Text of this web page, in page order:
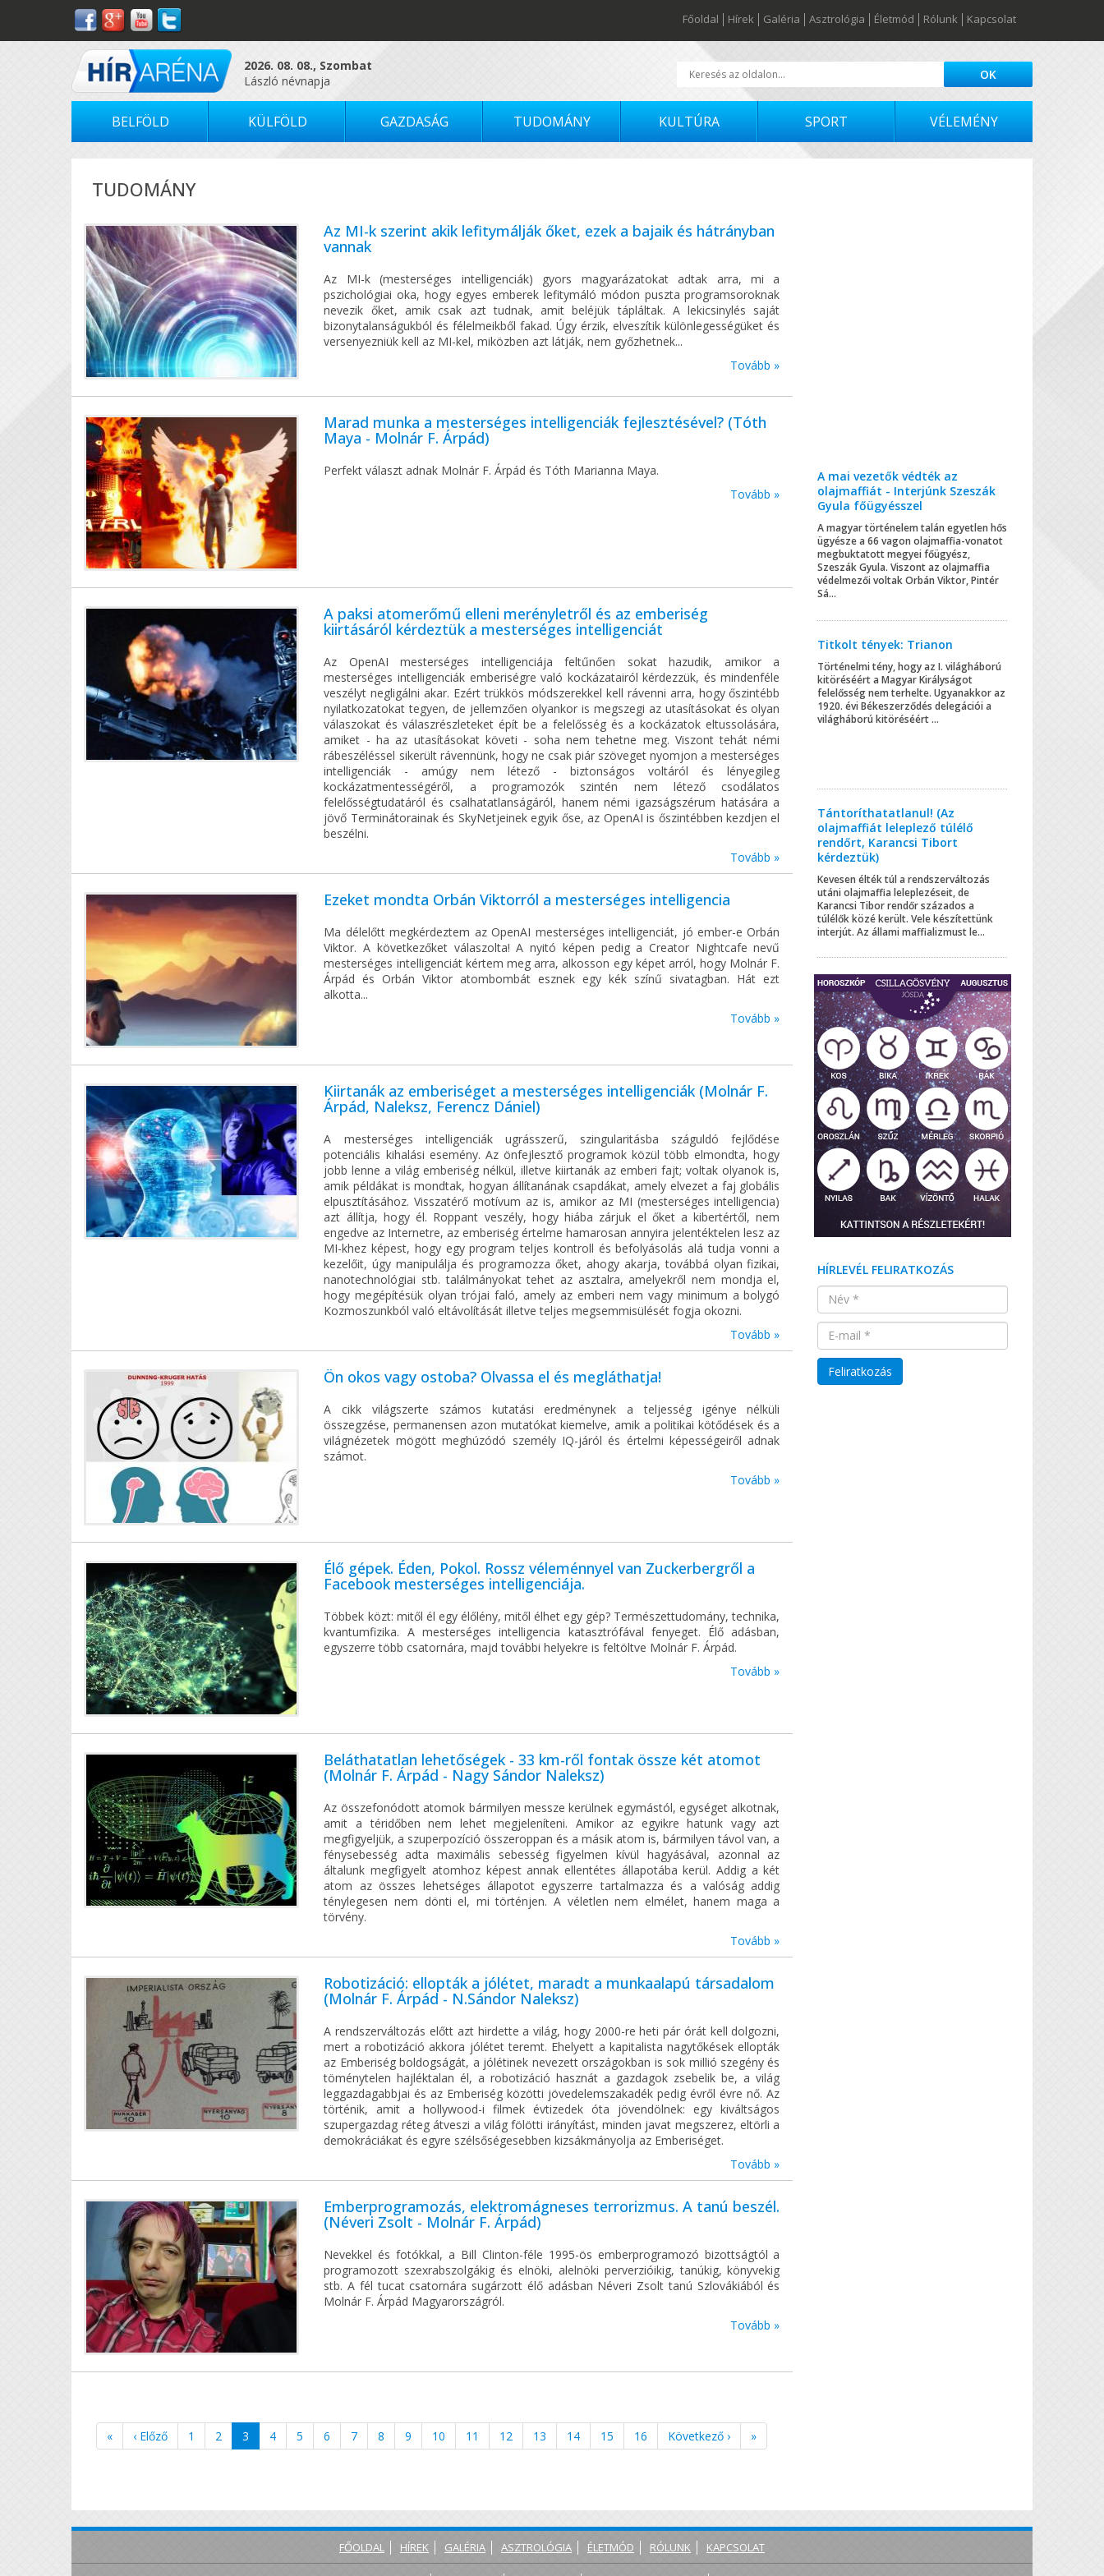
Főoldal Hírek Galéria Asztrológia Életmód Rólunk Kapcsolat
2026. 08. 08., Szombat
László névnapja
BELFÖLD KÜLFÖLD GAZDASÁG TUDOMÁNY KULTÚRA SPORT VÉLEMÉNY
TUDOMÁNY
Az MI-k szerint akik lefitymálják őket, ezek a bajaik és hátrányban
vannak
Az MI-k (mesterséges intelligenciák) gyors magyarázatokat adtak arra, mi a
pszichológiai oka, hogy egyes emberek lefitymáló módon puszta programsoroknak
nevezik őket, amik csak azt tudnak, amit beléjük tápláltak. A lekicsinylés saját
bizonytalanságukból és félelmeikből fakad. Úgy érzik, elveszítik különlegességüket és
versenyezniük kell az MI-kel, miközben azt látják, nem győzhetnek...
Tovább »
Marad munka a mesterséges intelligenciák fejlesztésével? (Tóth
Maya - Molnár F. Árpád)
Perfekt választ adnak Molnár F. Árpád és Tóth Marianna Maya.
Tovább »
A paksi atomerőmű elleni merényletről és az emberiség
kiirtásáról kérdeztük a mesterséges intelligenciát
Az OpenAI mesterséges intelligenciája feltűnően sokat hazudik, amikor a
mesterséges intelligenciák emberiségre való kockázatairól kérdezzük, és mindenféle
veszélyt negligálni akar. Ezért trükkös módszerekkel kell rávenni arra, hogy őszintébb
nyilatkozatokat tegyen, de jellemzően olyankor is megszegi az utasításokat és olyan
válaszokat és válaszrészleteket épít be a felelősség és a kockázatok eltussolására,
amiket - ha az utasításokat követi - soha nem tehetne meg. Viszont tehát némi
rábeszéléssel sikerült rávennünk, hogy ne csak piár szöveget nyomjon a mesterséges
intelligenciák - amúgy nem létező - biztonságos voltáról és lényegileg
kockázatmentességéről, a programozók szintén nem létező csodálatos
felelősségtudatáról és csalhatatlanságáról, hanem némi igazságszérum hatására a
jövő Terminátorainak és SkyNetjeinek egyik őse, az OpenAI is őszintébben kezdjen el
beszélni.
Tovább »
Ezeket mondta Orbán Viktorról a mesterséges intelligencia
Ma délelőtt megkérdeztem az OpenAI mesterséges intelligenciát, jó ember-e Orbán
Viktor. A következőket válaszolta! A nyitó képen pedig a Creator Nightcafe nevű
mesterséges intelligenciát kértem meg arra, alkosson egy képet arról, hogy Molnár F.
Árpád és Orbán Viktor atombombát esznek egy kék színű sivatagban. Hát ezt
alkotta...
Tovább »
Kiirtanák az emberiséget a mesterséges intelligenciák (Molnár F.
Árpád, Naleksz, Ferencz Dániel)
A mesterséges intelligenciák ugrásszerű, szingularitásba száguldó fejlődése
potenciális kihalási esemény. Az önfejlesztő programok közül több elmondta, hogy
jobb lenne a világ emberiség nélkül, illetve kiirtanák az emberi fajt; voltak olyanok is,
amik példákat is mondtak, hogyan állítanának csapdákat, amely elvezet a faj globális
elpusztításához. Visszatérő motívum az is, amikor az MI (mesterséges intelligencia)
azt állítja, hogy él. Roppant veszély, hogy hiába zárjuk el őket a kibertértől, nem
engedve az Internetre, az emberiség értelme hamarosan annyira jelentéktelen lesz az
MI-khez képest, hogy egy program teljes kontroll és befolyásolás alá tudja vonni a
kezelőit, úgy manipulálja és programozza őket, ahogy akarja, továbbá olyan fizikai,
nanotechnológiai stb. találmányokat tehet az asztalra, amelyekről nem mondja el,
hogy megépítésük olyan trójai faló, amely az emberi nem vagy minimum a bolygó
Kozmoszunkból való eltávolítását illetve teljes megsemmisülését fogja okozni.
Tovább »
Ön okos vagy ostoba? Olvassa el és megláthatja!
A cikk világszerte számos kutatási eredménynek a teljesség igénye nélküli
összegzése, permanensen azon mutatókat kiemelve, amik a politikai kötődések és a
világnézetek mögött meghúzódó személy IQ-járól és értelmi képességeiről adnak
számot.
Tovább »
Élő gépek. Éden, Pokol. Rossz véleménnyel van Zuckerbergről a
Facebook mesterséges intelligenciája.
Többek közt: mitől él egy élőlény, mitől élhet egy gép? Természettudomány, technika,
kvantumfizika. A mesterséges intelligencia katasztrófával fenyeget. Élő adásban,
egyszerre több csatornára, majd további helyekre is feltöltve Molnár F. Árpád.
Tovább »
Beláthatatlan lehetőségek - 33 km-ről fontak össze két atomot
(Molnár F. Árpád - Nagy Sándor Naleksz)
Az összefonódott atomok bármilyen messze kerülnek egymástól, egységet alkotnak,
amit a téridőben nem lehet megjeleníteni. Amikor az egyikre hatunk vagy azt
megfigyeljük, a szuperpozíció összeroppan és a másik atom is, bármilyen távol van, a
fénysebesség adta maximális sebesség figyelmen kívül hagyásával, azonnal az
általunk megfigyelt atomhoz képest annak ellentétes állapotába kerül. Addig a két
atom az összes lehetséges állapotot egyszerre tartalmazza és a valóság addig
ténylegesen nem dönti el, mi történjen. A véletlen nem elmélet, hanem maga a
törvény.
Tovább »
Robotizáció: ellopták a jólétet, maradt a munkaalapú társadalom
(Molnár F. Árpád - N.Sándor Naleksz)
A rendszerváltozás előtt azt hirdette a világ, hogy 2000-re heti pár órát kell dolgozni,
mert a robotizáció akkora jólétet teremt. Ehelyett a kapitalista nagytőkések ellopták
az Emberiség boldogságát, a jólétinek nevezett országokban is sok millió szegény és
töménytelen hajléktalan él, a robotizáció hasznát a gazdagok zsebelik be, a világ
leggazdagabbjai és az Emberiség közötti jövedelemszakadék pedig évről évre nő. Az
történik, amit a hollywood-i filmek évtizedek óta jövendölnek: egy kiváltságos
szupergazdag réteg átveszi a világ fölötti irányítást, minden javat megszerez, eltörli a
demokráciákat és egyre szélsőségesebben kizsákmányolja az Emberiséget.
Tovább »
Emberprogramozás, elektromágneses terrorizmus. A tanú beszél.
(Néveri Zsolt - Molnár F. Árpád)
Nevekkel és fotókkal, a Bill Clinton-féle 1995-ös emberprogramozó bizottságtól a
programozott szexrabszolgákig és elnöki, alelnöki perverzióikig, tanúkig, könyvekig
stb. A fél tucat csatornára sugárzott élő adásban Néveri Zsolt tanú Szlovákiából és
Molnár F. Árpád Magyarországról.
Tovább »
« ‹ Előző 1 2 3 4 5 6 7 8 9 10 11 12 13 14 15 16 Következő › »
A mai vezetők védték az
olajmaffiát - Interjúnk Szeszák
Gyula főügyésszel
A magyar történelem talán egyetlen hős
ügyésze a 66 vagon olajmaffia-vonatot
megbuktatott megyei főügyész,
Szeszák Gyula. Viszont az olajmaffia
védelmezői voltak Orbán Viktor, Pintér
Sá...
Titkolt tények: Trianon
Történelmi tény, hogy az I. világháború
kitöréséért a Magyar Királyságot
felelősség nem terhelte. Ugyanakkor az
1920. évi Békeszerződés delegációi a
világháború kitöréséért ...
Tántoríthatatlanul! (Az
olajmaffiát leleplező túlélő
rendőrt, Karancsi Tibort
kérdeztük)
Kevesen élték túl a rendszerváltozás
utáni olajmaffia leleplezéseit, de
Karancsi Tibor rendőr százados a
túlélők közé került. Vele készítettünk
interjút. Az állami maffializmust le...
HÍRLEVÉL FELIRATKOZÁS
FŐOLDAL HÍREK GALÉRIA ASZTROLÓGIA ÉLETMÓD RÓLUNK KAPCSOLAT